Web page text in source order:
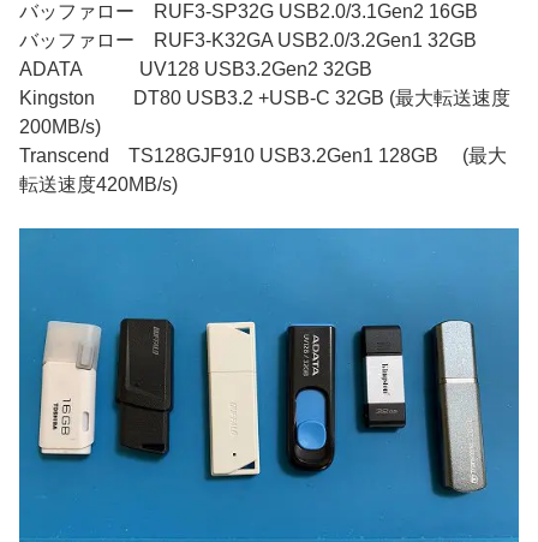
バッファロー RUF3-SP32G USB2.0/3.1Gen2 16GB
バッファロー RUF3-K32GA USB2.0/3.2Gen1 32GB
ADATA UV128 USB3.2Gen2 32GB
Kingston DT80 USB3.2 +USB-C 32GB (最大転送速度
200MB/s)
Transcend TS128GJF910 USB3.2Gen1 128GB (最大
転送速度420MB/s)